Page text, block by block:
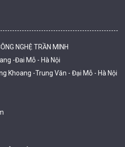
nhiệt 4MP Hikfire HF-VH 243
NGHỆ TRẦN MINH
-Đai Mỗ - Hà Nội
Khoang -Trung Văn - Đại Mỗ - Hà Nội